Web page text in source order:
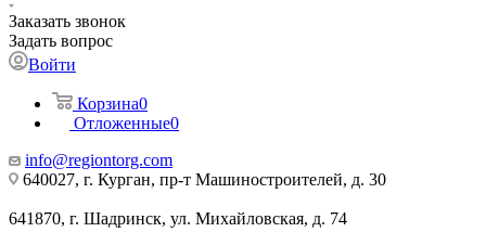
Заказать звонок
Задать вопрос
Войти
Корзина0
Отложенные0
info@regiontorg.com
640027, г. Курган, пр-т Машиностроителей, д. 30
641870, г. Шадринск, ул. Михайловская, д. 74